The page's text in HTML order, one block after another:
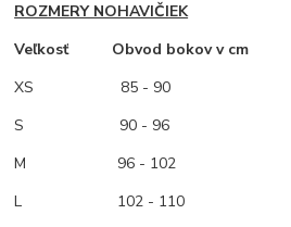
ROZMERY NOHAVIČIEK
Veľkosť Obvod bokov v cm
XS
85 - 90
S 90 - 96
M
96 - 102
L 102 - 110